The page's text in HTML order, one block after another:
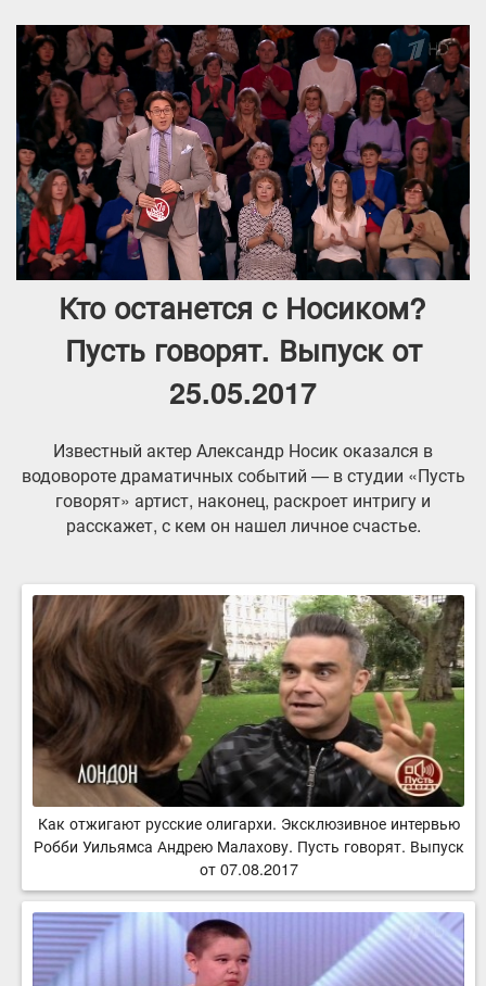
Кто останется с Носиком?
Пусть говорят. Выпуск от
25.05.2017
Известный актер Александр Носик оказался в
водовороте драматичных событий — в студии «Пусть
говорят» артист, наконец, раскроет интригу и
расскажет, с кем он нашел личное счастье.
Как отжигают русские олигархи. Эксклюзивное интервью
Робби Уильямса Андрею Малахову. Пусть говорят. Выпуск
от 07.08.2017